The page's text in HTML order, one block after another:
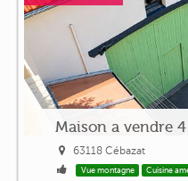
Maison a vendre
63118 Cébazat
Vue montagne Cuisine